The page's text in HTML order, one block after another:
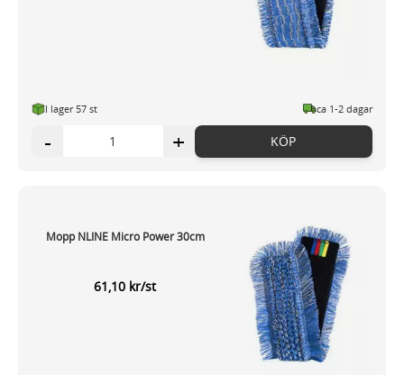
I lager 57 st ca 1-2 dagar
- + KÖP
Mopp NLINE Micro Power 30cm
61,10 kr/st